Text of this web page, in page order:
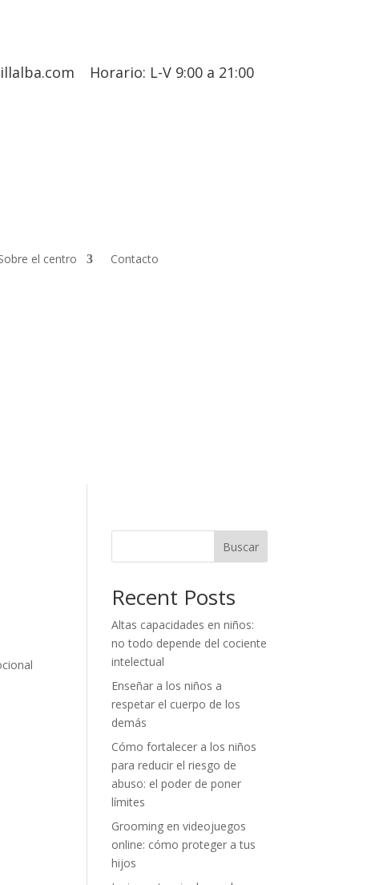
Horario: L-V 9:00 a 21:00
el centro Contacto
Buscar
Recent Posts
Altas capacidades en niños:
no todo depende del cociente
intelectual
Enseñar a los niños a
respetar el cuerpo de los
demás
Cómo fortalecer a los niños
para reducir el riesgo de
abuso: el poder de poner
límites
Grooming en videojuegos
online: cómo proteger a tus
hijos